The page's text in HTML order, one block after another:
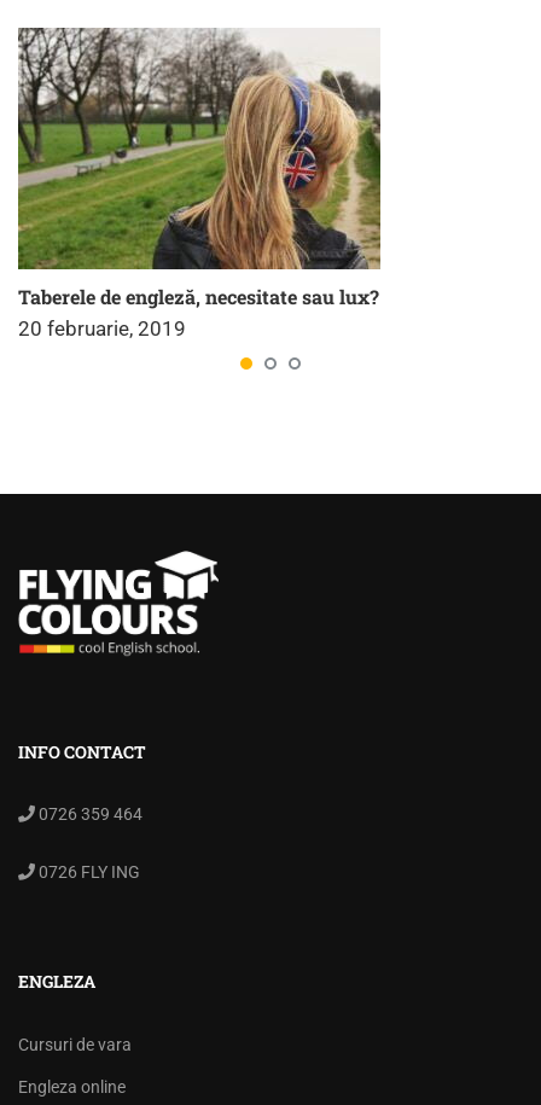
Taberele de engleză, necesitate sau lux?
20 februarie, 2019
INFO CONTACT
0726 359 464
0726 FLY ING
ENGLEZA
Cursuri de vara
Engleza online